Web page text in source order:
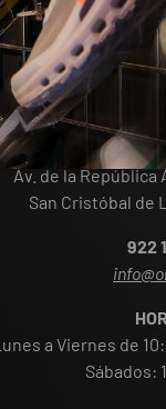
OLD PEAK
Av. de la República
San Cristóbal de
922
a Viernes de
Sábados: